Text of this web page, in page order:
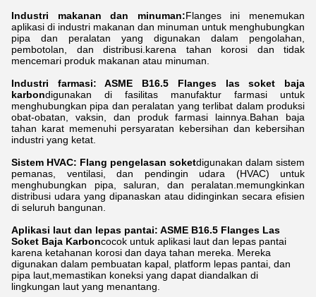
Industri makanan dan minuman:Flanges ini menemukan
aplikasi di industri makanan dan minuman untuk menghubungkan
pipa dan peralatan yang digunakan dalam pengolahan,
pembotolan, dan distribusi.karena tahan korosi dan tidak
mencemari produk makanan atau minuman.
Industri farmasi: ASME B16.5 Flanges las soket baja
karbondigunakan di fasilitas manufaktur farmasi untuk
menghubungkan pipa dan peralatan yang terlibat dalam produksi
obat-obatan, vaksin, dan produk farmasi lainnya.Bahan baja
tahan karat memenuhi persyaratan kebersihan dan kebersihan
industri yang ketat.
Sistem HVAC: Flang pengelasan soketdigunakan dalam sistem
pemanas, ventilasi, dan pendingin udara (HVAC) untuk
menghubungkan pipa, saluran, dan peralatan.memungkinkan
distribusi udara yang dipanaskan atau didinginkan secara efisien
di seluruh bangunan.
Aplikasi laut dan lepas pantai: ASME B16.5 Flanges Las
Soket Baja Karboncocok untuk aplikasi laut dan lepas pantai
karena ketahanan korosi dan daya tahan mereka. Mereka
digunakan dalam pembuatan kapal, platform lepas pantai, dan
pipa laut,memastikan koneksi yang dapat diandalkan di
lingkungan laut yang menantang.